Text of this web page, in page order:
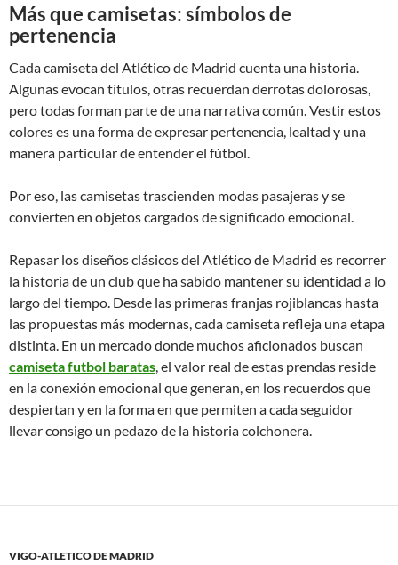
Más que camisetas: símbolos de
pertenencia
Cada camiseta del Atlético de Madrid cuenta una historia.
Algunas evocan títulos, otras recuerdan derrotas dolorosas,
pero todas forman parte de una narrativa común. Vestir estos
colores es una forma de expresar pertenencia, lealtad y una
manera particular de entender el fútbol.
Por eso, las camisetas trascienden modas pasajeras y se
convierten en objetos cargados de significado emocional.
Repasar los diseños clásicos del Atlético de Madrid es recorrer
la historia de un club que ha sabido mantener su identidad a lo
largo del tiempo. Desde las primeras franjas rojiblancas hasta
las propuestas más modernas, cada camiseta refleja una etapa
distinta. En un mercado donde muchos aficionados buscan
camiseta futbol baratas , el valor real de estas prendas reside
en la conexión emocional que generan, en los recuerdos que
despiertan y en la forma en que permiten a cada seguidor
llevar consigo un pedazo de la historia colchonera.
VIGO-ATLETICO DE MADRID